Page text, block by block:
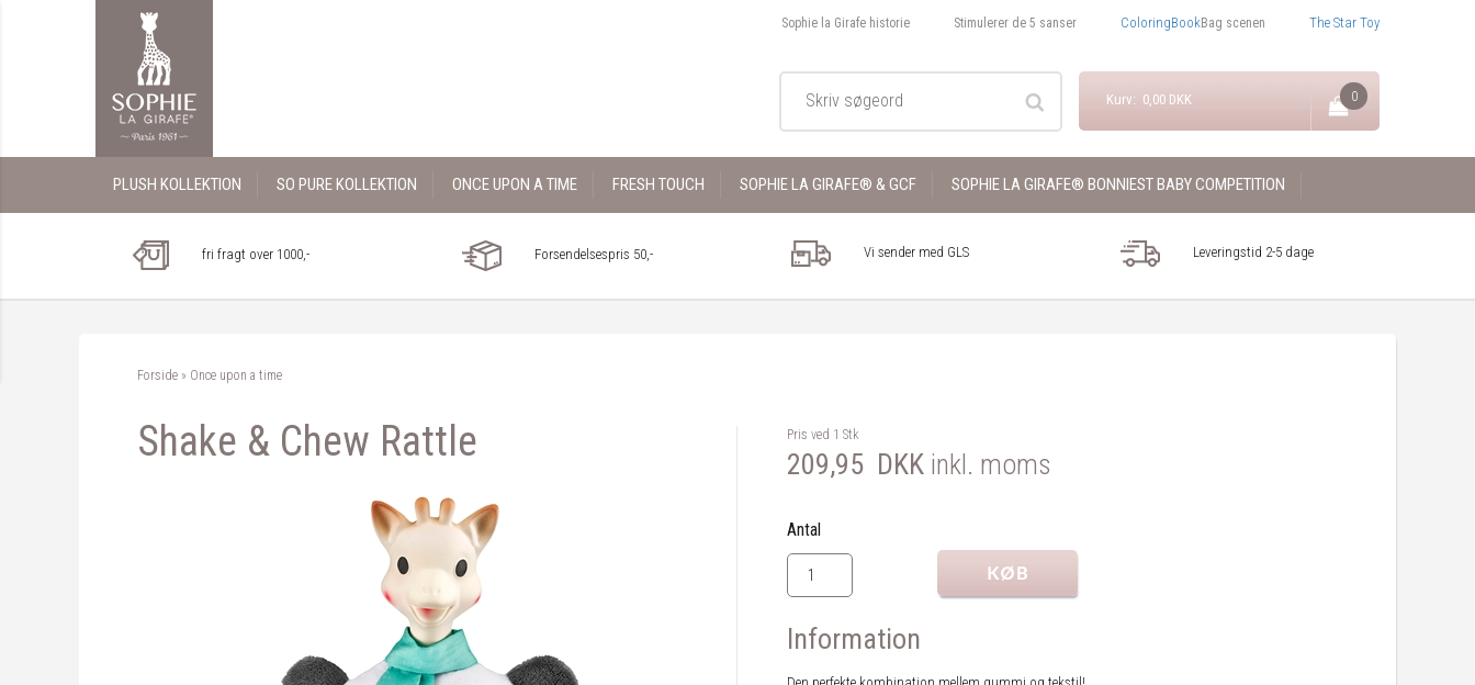
Sophie la Girafe historie Stimulerer de 5 sanser ColoringBookBag scenen The Star Toy
Kurv: 0,00 DKK 0
PLUSH KOLLEKTION SO PURE KOLLEKTION ONCE UPON A TIME FRESH TOUCH SOPHIE LA GIRAFE® & GCF SOPHIE LA GIRAFE® BONNIEST BABY COMPETITION
fri fragt over 1000,- Forsendelsespris 50,- Vi sender med GLS Leveringstid 2-5 dage
Forside » Once upon a time
Shake & Chew Rattle Pris ved 1 Stk
209,95 DKK inkl. moms
Antal
Information